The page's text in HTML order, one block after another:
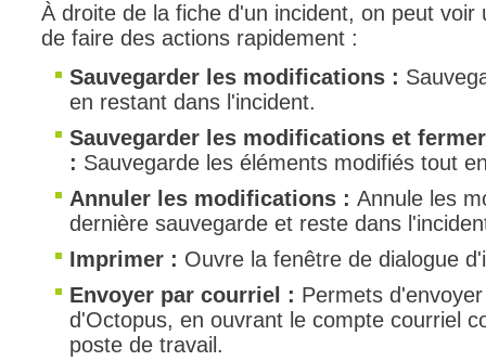
À droite de la fiche d'un incident, on peut
de faire des actions rapidement :
Sauvegarder les modifications :
en restant dans l'incident.
Sauvegarder les modifications et
: Sauvegarde les éléments modifiés tout
Annuler les modifications : Annule les
dernière sauvegarde et reste dans
Imprimer : Ouvre la fenêtre de dialogue
Envoyer par courriel : Permets
d'Octopus, en ouvrant le compte courriel
poste de travail.